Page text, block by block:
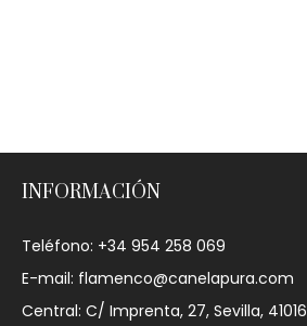
INFORMACIÓN
Teléfono: +34 954 258 069
E-mail: flamenco@canelapura.com
Central: C/ Imprenta, 27, Sevilla, 41016